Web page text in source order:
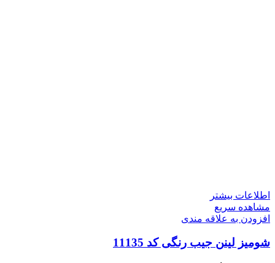
اطلاعات بیشتر
مشاهده سریع
افزودن به علاقه مندی
شومیز لینن جیب رنگی کد 11135